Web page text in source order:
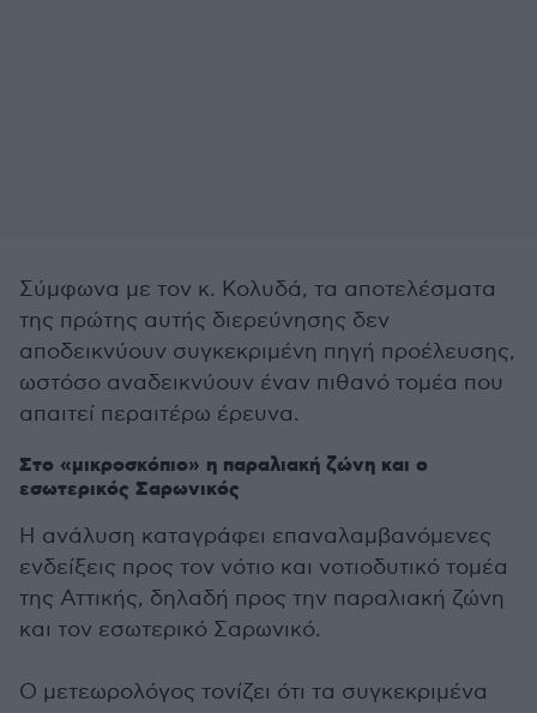
Σύμφωνα με τον κ. Κολυδά, τα αποτελέσματα
της πρώτης αυτής διερεύνησης δεν
αποδεικνύουν συγκεκριμένη πηγή προέλευσης,
ωστόσο αναδεικνύουν έναν πιθανό τομέα που
απαιτεί περαιτέρω έρευνα.
Στο «μικροσκόπιο» η παραλιακή ζώνη και ο
εσωτερικός Σαρωνικός
Η ανάλυση καταγράφει επαναλαμβανόμενες
ενδείξεις προς τον νότιο και νοτιοδυτικό τομέα
της Αττικής, δηλαδή προς την παραλιακή ζώνη
και τον εσωτερικό Σαρωνικό.
Ο μετεωρολόγος τονίζει ότι τα συγκεκριμένα